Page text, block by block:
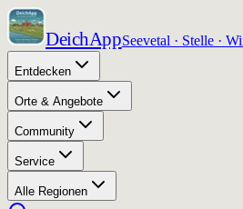
DeichAppSeevetal · Stelle ·
Entdecken
Orte & Angebote
Community
Service
Alle Regionen